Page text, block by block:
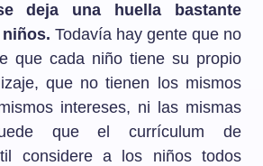
deja una huella bastante
Todavía hay gente que no
que cada niño tiene su propio
que no tienen los mismos
intereses, ni las mismas
que el currículum de
considere a los niños todos